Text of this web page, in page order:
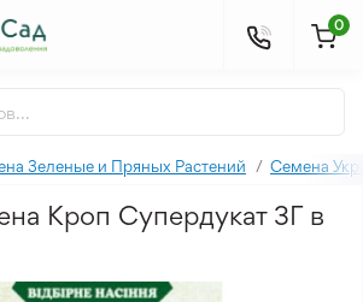
0
Зеленые и Пряных Растений Семена
Кроп Супердукат 3Г в